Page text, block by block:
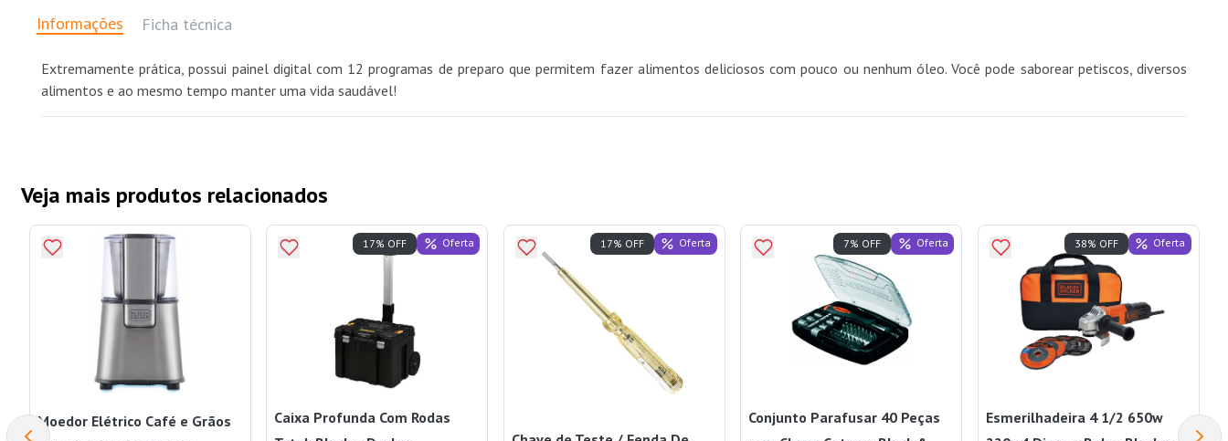
Informações Ficha técnica
Extremamente prática, possui painel digital com 12 programas de preparo que permitem fazer alimentos deliciosos com pouco ou nenhum óleo. Você pode saborear petiscos, diversos
alimentos e ao mesmo tempo manter uma vida saudável!
Veja mais produtos relacionados
Moedor Elétrico Café e Grãos
Caixa Profunda Com Rodas
17% OFF Oferta 17% OFF Oferta
Conjunto Parafusar 40 Peças
7% OFF Oferta
Esmerilhadeira 4 1/2 650w
38% OFF Oferta